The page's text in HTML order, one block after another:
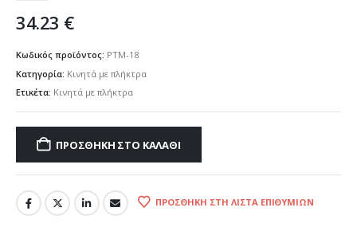
34.23 €
Κωδικός προϊόντος: PTM-18
Κατηγορία: Κινητά με πλήκτρα
Ετικέτα: Κινητά με πλήκτρα
ΠΡΟΣΘΉΚΗ ΣΤΟ ΚΑΛΆΘΙ
ΠΡΟΣΘΉΚΗ ΣΤΗ ΛΊΣΤΑ ΕΠΙΘΥΜΙΏΝ